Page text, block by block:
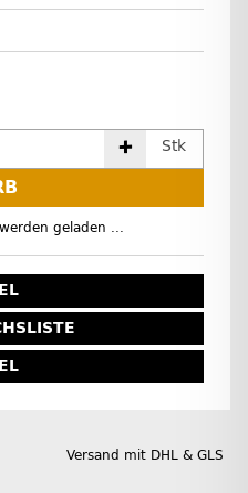
Stk
geladen ...
Versand mit DHL & GLS